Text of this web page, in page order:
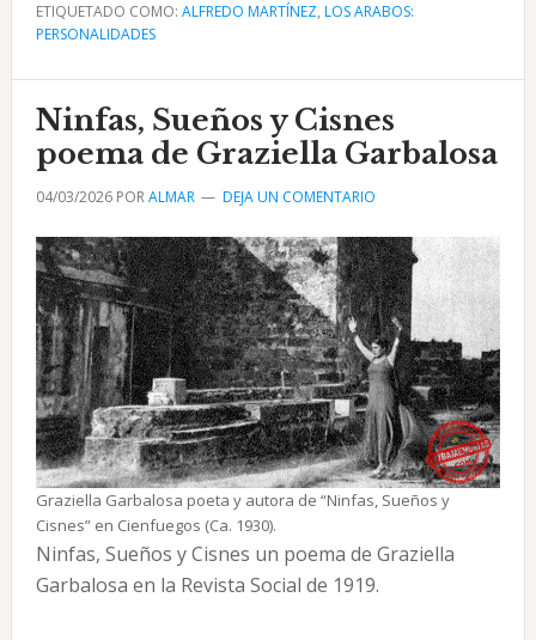
médico
espiritista
de
Los
Arabos
en
1914
ETIQUETADO COMO: ALFREDO MARTÍNEZ, LOS ARABOS:
PERSONALIDADES
Ninfas, Sueños y Cisnes
poema de Graziella Garbalosa
04/03/2026PORALMAR DEJA UN COMENTARIO
Graziella Garbalosa poeta y autora de “Ninfas, Sueños y
Cisnes” en Cienfuegos (Ca. 1930).
Ninfas, Sueños y Cisnes un poema de Graziella
Garbalosa en la Revista Social de 1919.